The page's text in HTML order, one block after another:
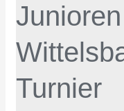
Turnier
Turnier